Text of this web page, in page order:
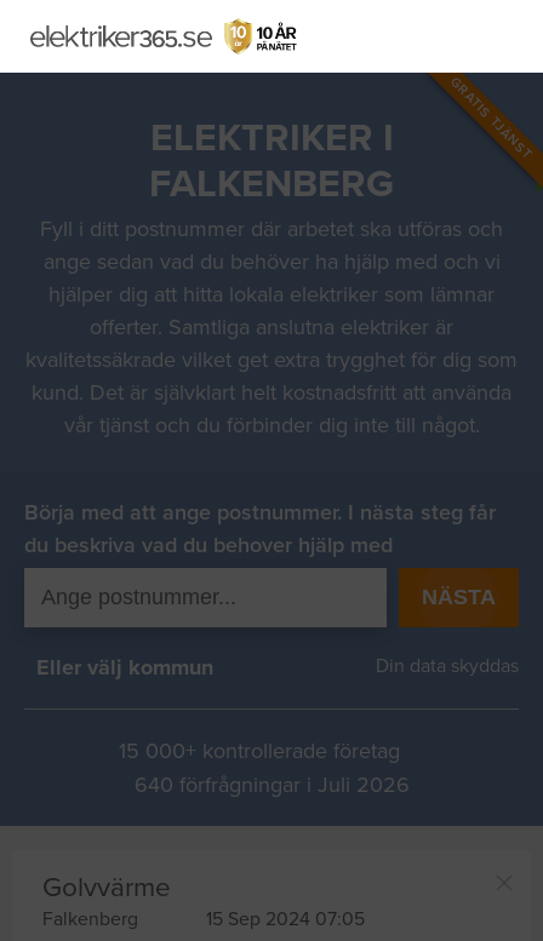
GRATIS TJÄNST
ELEKTRIKER I
FALKENBERG
Fyll i ditt postnummer där arbetet ska utföras och
ange sedan vad du behöver ha hjälp med och vi
hjälper dig att hitta lokala elektriker som lämnar
offerter. Samtliga anslutna elektriker är
kvalitetssäkrade vilket get extra trygghet för dig som
kund. Det är självklart helt kostnadsfritt att använda
vår tjänst och du förbinder dig inte till något.
Börja med att ange postnummer. I nästa steg får
du beskriva vad du behover hjälp med
NÄSTA
Eller välj kommun Din data skyddas
15 000+ kontrollerade företag
640 förfrågningar i Juli 2026
Golvvärme
Falkenberg 15 Sep 2024 07:05